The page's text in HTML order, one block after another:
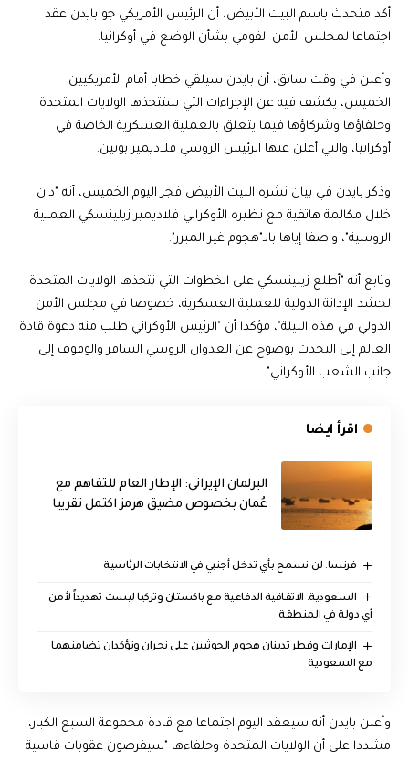
أكد متحدث باسم البيت الأبيض، أن الرئيس الأمريكي جو بايدن عقد
اجتماعا لمجلس الأمن القومي بشأن الوضع في أوكرانيا.
وأعلن في وقت سابق، أن بايدن سيلقي خطابا أمام الأمريكيين
الخميس، يكشف فيه عن الإجراءات التي ستتخذها الولايات المتحدة
وحلفاؤها وشركاؤها فيما يتعلق بالعملية العسكرية الخاصة في
أوكرانيا، والتي أعلن عنها الرئيس الروسي فلاديمير بوتين.
وذكر بايدن في بيان نشره البيت الأبيض فجر اليوم الخميس، أنه "دان
خلال مكالمة هاتفية مع نظيره الأوكراني فلاديمير زيلينسكي العملية
الروسية"، واصفا إياها بالـ"هجوم غير المبرر".
وتابع أنه "أطلع زيلينسكي على الخطوات التي تتخذها الولايات المتحدة
لحشد الإدانة الدولية للعملية العسكرية، خصوصا في مجلس الأمن
الدولي في هذه الليلة"، مؤكدا أن "الرئيس الأوكراني طلب منه دعوة قادة
العالم إلى التحدث بوضوح عن العدوان الروسي السافر والوقوف إلى
جانب الشعب الأوكراني".
اقرأ ايضا
البرلمان الإيراني: الإطار العام للتفاهم مع
عُمان بخصوص مضيق هرمز اكتمل تقريبا
فرنسا: لن نسمح بأي تدخل أجنبي في الانتخابات الرئاسية
السعودية: الاتفاقية الدفاعية مع باكستان وتركيا ليست تهديداً لأمن
أي دولة في المنطقة
الإمارات وقطر تدينان هجوم الحوثيين على نجران وتؤكدان تضامنهما
مع السعودية
وأعلن بايدن أنه سيعقد اليوم اجتماعا مع قادة مجموعة السبع الكبار،
مشددا على أن الولايات المتحدة وحلفاءها "سيفرضون عقوبات قاسية